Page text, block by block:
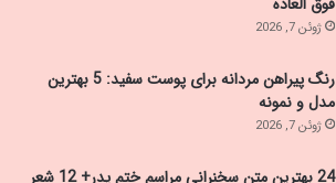
فوق العاده
ژوئن 7, 2026
رنگ پیراهن مردانه برای پوست سفید: 5 بهترین
مدل و نمونه
ژوئن 7, 2026
24 بهترین متن سخنرانی مراسم ختم پدر+ 12 شعر